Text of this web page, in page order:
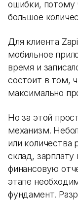
ошибки, потому
большое
Для клиента
мобильное
время и
состоит в том,
максимально
Но за этой
механизм.
или количества
склад,
финансовую
этапе
фундамент.